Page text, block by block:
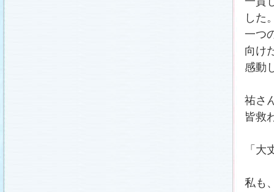
した
一つ
向け
感動
祐さ
皆救
「大
私も